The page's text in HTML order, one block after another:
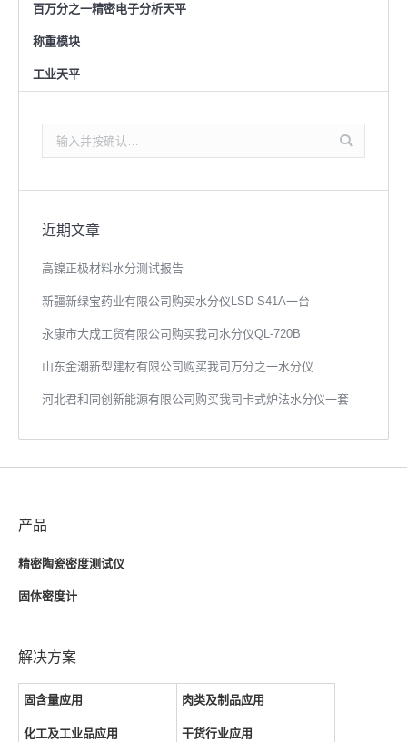
百万分之一精密电子分析天平
称重模块
工业天平
索：
近期文章
高镍正极材料水分测试报告
新疆新绿宝药业有限公司购买水分仪LSD-S41A一台
永康市大成工贸有限公司购买我司水分仪QL-720B
山东金潮新型建材有限公司购买我司万分之一水分仪
河北君和同创新能源有限公司购买我司卡式炉法水分仪一套
产品
精密陶瓷密度测试仪
固体密度计
解决方案
固含量应用 肉类及制品应用
化工及工业品应用 干货行业应用